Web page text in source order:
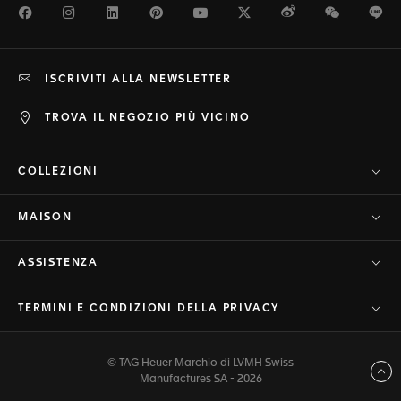
FacebookInstagramLinkedInPinterestYoutubeTwitterWeiboWeChat
TROVA IL NEGOZIO PIÙ VICINO
ISCRIVITI ALLA NEWSLETTER
COLLEZIONI
MAISON
ASSISTENZA
TERMINI E CONDIZIONI DELLA PRIVACY
© TAG Heuer Marchio di LVMH Swiss
Manufactures SA - 2026
Torna a inizio pagina